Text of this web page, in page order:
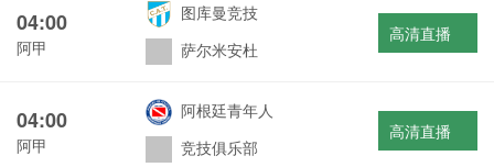
04:00
阿甲
图库曼竞技
萨尔米安杜
高清直播
04:00
阿甲
阿根廷青年人
竞技俱乐部
高清直播